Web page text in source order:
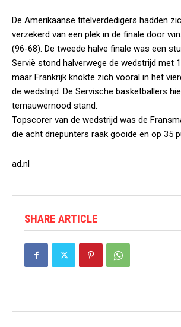
De Amerikaanse titelverdedigers hadden
verzekerd van een plek in de finale door
(96-68). De tweede halve finale was een
Servië stond halverwege de wedstrijd met
maar Frankrijk knokte zich vooral in het
de wedstrijd. De Servische basketballers
ternauwernood stand.
Topscorer van de wedstrijd was de
die acht driepunters raak gooide en op 35
ad.nl
SHARE ARTICLE